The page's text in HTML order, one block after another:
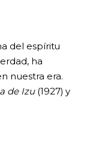
del espíritu
ha
nuestra era.
de Izu(1927) y